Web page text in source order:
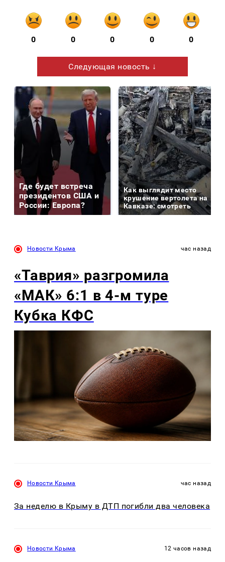
0 0 0 0 0
Следующая новость ↓
Где будет встреча
президентов США и
России: Европа?
Как выглядит место
крушение вертолета на
Кавказе: смотреть
Новости Крыма час назад
«Таврия» разгромила
«МАК» 6:1 в 4-м туре
Кубка КФС
Новости Крыма час назад
За неделю в Крыму в ДТП погибли два человека
Новости Крыма 12 часов назад